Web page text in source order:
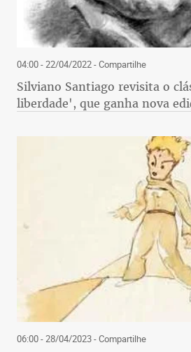
04:00 - 22/04/2022- Compartilhe
Silviano Santiago revisita o
liberdade', que ganha nova
06:00 - 28/04/2023- Compartilhe